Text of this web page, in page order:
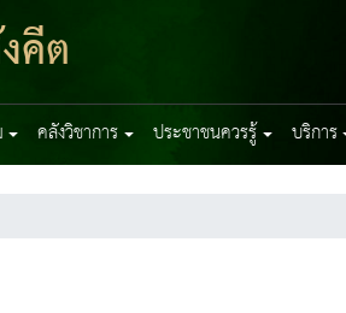
คีต
คลังวิชาการ ประชาชนควรรู้ บริการ